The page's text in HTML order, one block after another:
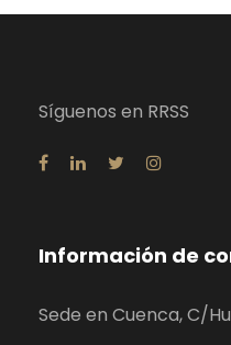
Síguenos en RRSS
Información de
Sede en Cuenca, C/